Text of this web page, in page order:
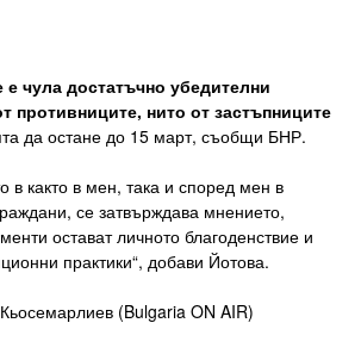
е чула достатъчно убедителни
противниците, нито от застъпниците
да остане до 15 март, съобщи БНР.
в както в мен, така и според мен в
се затвърждава мнението,
остават личното благоденствие и
практики“, добави Йотова.
(Bulgaria ON AIR)